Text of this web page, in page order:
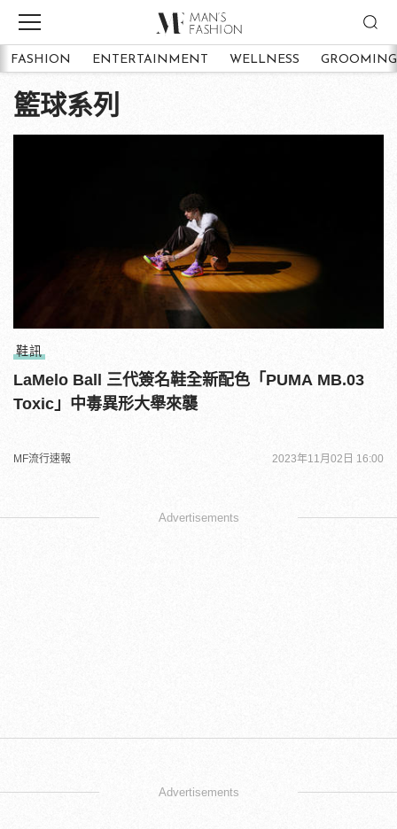
FASHION ENTERTAINMENT WELLNESS GROOMING
籃球系列
鞋訊
LaMelo Ball 三代簽名鞋全新配色「PUMA MB.03
Toxic」中毒異形大舉來襲
MF流行速報 2023年11月02日 16:00
Advertisements
Advertisements